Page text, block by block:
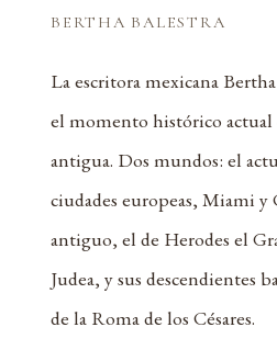
BERTHA BALESTRA
La escritora mexicana
el momento histórico
antigua. Dos mundos: el
ciudades europeas, Miami
antiguo, el de Herodes el
Judea, y sus descendientes
de la Roma de los Césares.